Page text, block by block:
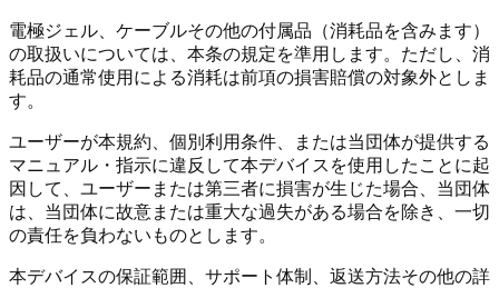
電極ジェル、ケーブルその他の付属品（消耗品を含みます）
の取扱いについては、本条の規定を準用します。ただし、消
耗品の通常使用による消耗は前項の損害賠償の対象外としま
す。
ユーザーが本規約、個別利用条件、または当団体が提供する
マニュアル・指示に違反して本デバイスを使用したことに起
因して、ユーザーまたは第三者に損害が生じた場合、当団体
は、当団体に故意または重大な過失がある場合を除き、一切
の責任を負わないものとします。
本デバイスの保証範囲、サポート体制、返送方法その他の詳